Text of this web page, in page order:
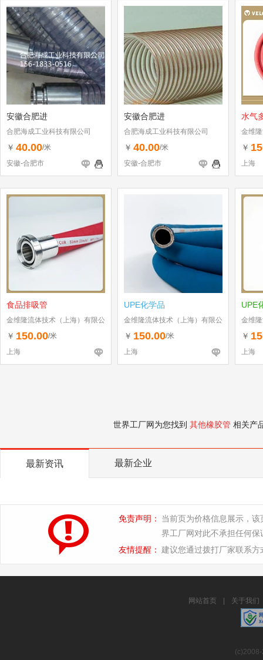
安徽合肥进
合肥海成工业科技有限公司
￥ 40.00/米
安徽-合肥市
安徽合肥进
合肥海成工业科技有限公司
￥ 40.00/米
安徽-合肥市
水气
金维
司
￥
上海
食品排吸管
金维隆流体技术（上海）有限公
司
￥ 150.00/米
上海
UPE化学品
金维隆流体技术（上海）有限公
司
￥ 150.00/米
上海
UPE
金维
司
￥
上海
世界工厂网为您找到 其他橡胶管 相关产
最新资讯 最新企业
免责声明：
当前页为价格信息展示，
界工厂网对此不承担任何保
友情提醒： 建议您通过拨打厂家联系
网站首页 关于我们